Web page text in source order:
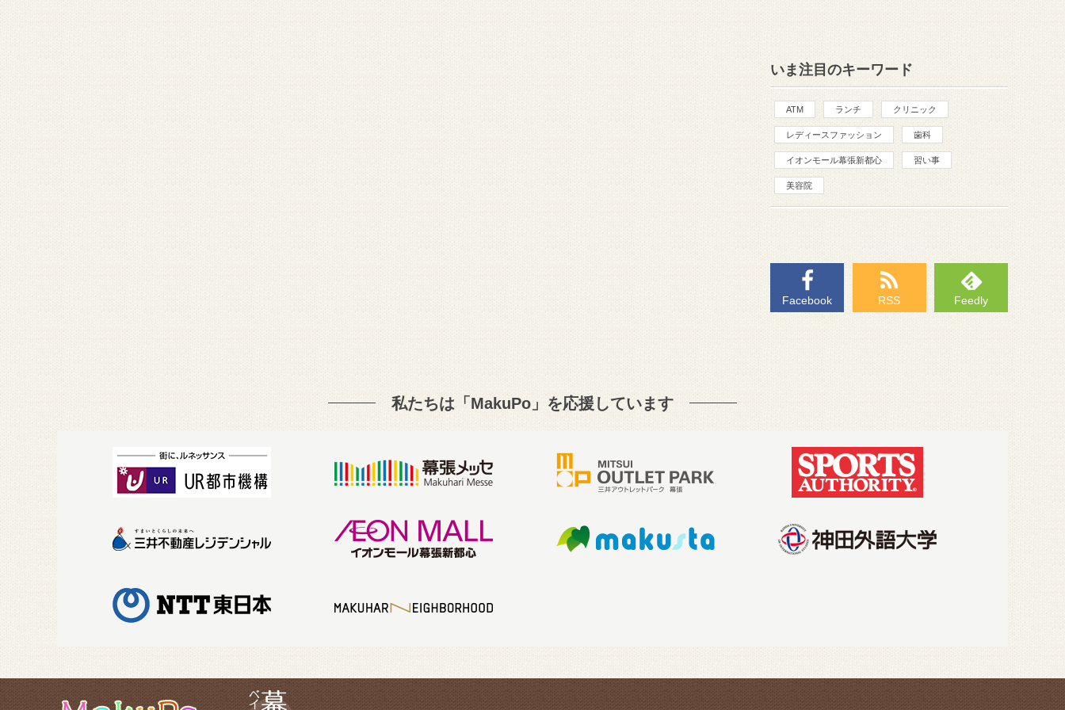
いま注目のキーワード
ATM ランチ クリニック
レディースファッション 歯科
イオンモール幕張新都心 習い事
美容院
Facebook RSS Feedly
私たちは「MakuPo」を応援しています